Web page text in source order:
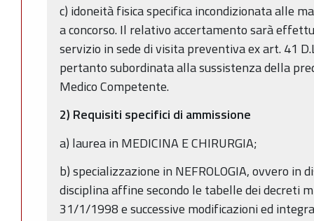
c) idoneità fisica specifica incondizionata alle
a concorso. Il relativo accertamento sarà
servizio in sede di visita preventiva ex art. 41
pertanto subordinata alla sussistenza della
Medico Competente.
2) Requisiti specifici di ammissione
a) laurea in MEDICINA E CHIRURGIA;
b) specializzazione in NEFROLOGIA, ovvero in
disciplina affine secondo le tabelle dei decreti
31/1/1998 e successive modificazioni ed